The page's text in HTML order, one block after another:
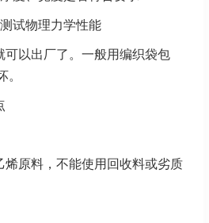
试物理力学性能
可以出厂了。一般用编织袋包
。
烯原料，不能使用回收料或劣质